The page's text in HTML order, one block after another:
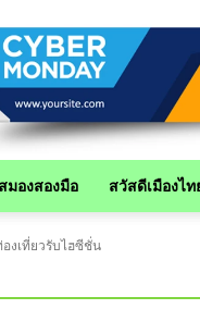
มองสองมือ สวัสดีเมืองไท
งเที่ยวรับไฮซีชั่น